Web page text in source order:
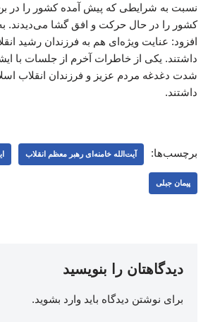
نسبت به شرایطی که پیش آمده کشور را در
کشور را در حال حرکت و افق گشا می‌دیدند.
افزود: عنایت ویژه‌ای هم به فرزندان رشید
داشتند. یکی از خاطرات آخرم از جلسات با
شدت دغدغه مردم عزیز و فرزندان انقلاب
داشتند.
برچسب‌ها: آیت‌الله خامنه‌ای رهبر معظم انقلاب
پیمان جبلی
دیدگاهتان را بنویسید
برای نوشتن دیدگاه باید وارد بشوید.